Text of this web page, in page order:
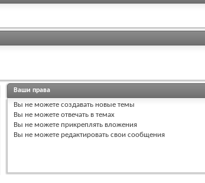
Ваши права
Вы не можете создавать новые темы
Вы не можете отвечать в темах
Вы не можете прикреплять вложения
Вы не можете редактировать свои сообщения